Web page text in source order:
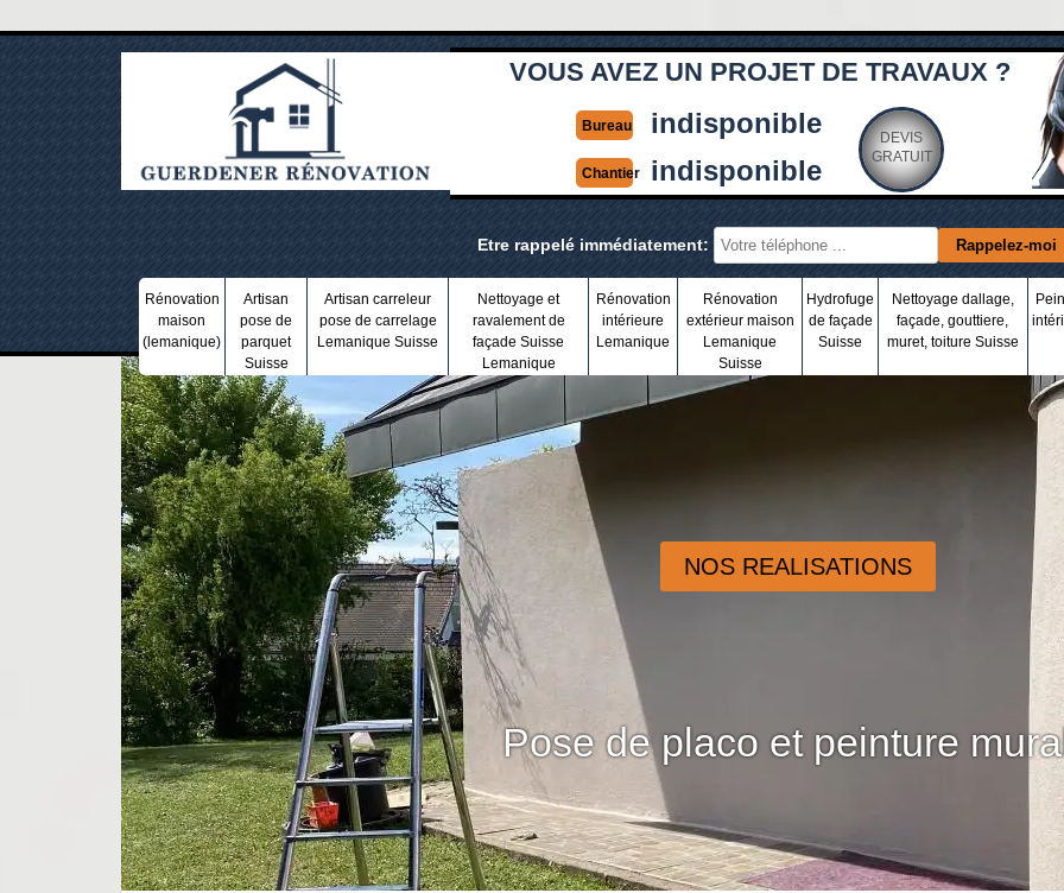
VOUS AVEZ UN PROJET DE TRAVAUX ?
Bureau indisponible
Chantier indisponible
DEVIS
GRATUIT
Etre rappelé immédiatement:
Rénovation
maison
(lemanique)
Artisan
pose de
parquet
Suisse
Artisan carreleur
pose de carrelage
Lemanique Suisse
Nettoyage et
ravalement de
façade Suisse
Lemanique
Rénovation
intérieure
Lemanique
Rénovation
extérieur maison
Lemanique
Suisse
Hydrofuge
de façade
Suisse
Nettoyage dallage,
façade, gouttiere,
muret, toiture Suisse
NOS REALISATIONS
Pose de placo et peinture